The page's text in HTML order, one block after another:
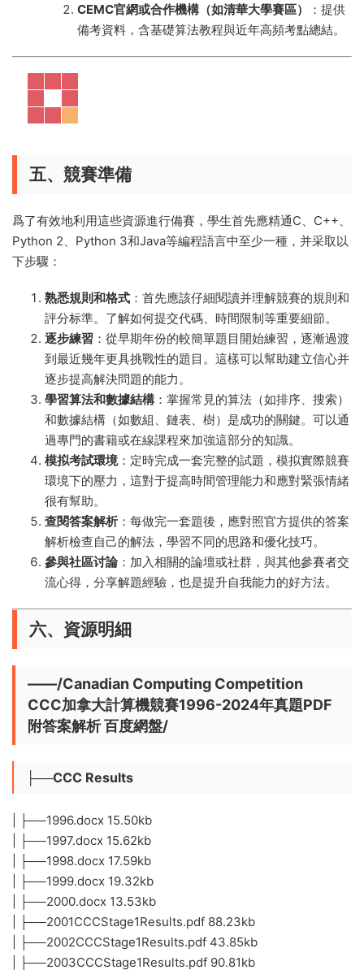
CEMC官網或合作機構（如清華大學賽區）
：提供
備考資料，含基礎算法教程與近年高頻考點總結。
五、競賽準備
爲了有效地利用這些資源進行備賽，學生首先應精通C、C++、
Python 2、Python 3和Java等編程語言中至少一種，并采取以
下步驟：
熟悉規則和格式 ：首先應該仔細閱讀并理解競賽的規則和
評分标準。了解如何提交代碼、時間限制等重要細節。
逐步練習 ：從早期年份的較簡單題目開始練習，逐漸過渡
到最近幾年更具挑戰性的題目。這樣可以幫助建立信心并
逐步提高解決問題的能力。
學習算法和數據結構 ：掌握常見的算法（如排序、搜索）
和數據結構（如數組、鏈表、樹）是成功的關鍵。可以通
過專門的書籍或在線課程來加強這部分的知識。
模拟考試環境：定時完成一套完整的試題，模拟實際競賽
環境下的壓力，這對于提高時間管理能力和應對緊張情緒
很有幫助。
查閱答案解析 ：每做完一套題後，應對照官方提供的答案
解析檢查自己的解法，學習不同的思路和優化技巧。
參與社區讨論：加入相關的論壇或社群，與其他參賽者交
流心得，分享解題經驗，也是提升自我能力的好方法。
六、資源明細
——/Canadian Computing Competition
CCC加拿大計算機競賽1996-2024年真題PDF
附答案解析 百度網盤/
├──CCC Results
| ├──1996.docx 15.50kb
| ├──1997.docx 15.62kb
| ├──1998.docx 17.59kb
| ├──1999.docx 19.32kb
| ├──2000.docx 13.53kb
| ├──2001CCCStage1Results.pdf 88.23kb
| ├──2002CCCStage1Results.pdf 43.85kb
| ├──2003CCCStage1Results.pdf 90.81kb